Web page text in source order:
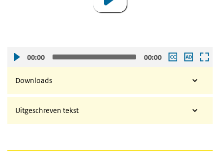
00:00 00:00
Downloads
Uitgeschreven tekst